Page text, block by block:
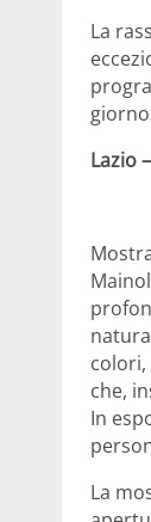
La
Lazio
colori,
che,
In
La